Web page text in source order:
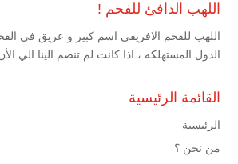
اللهب الدافئ للفحم !
اللهب للفحم الافريقي اسم كبير و عريق في
الدول المستهلكه ، اذا كانت لم تنضم الينا الي
القائمة الرئيسية
الرئيسية
من نحن ؟